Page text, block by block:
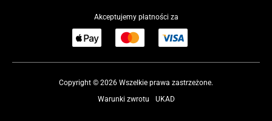
Akceptujemy płatności za
Copyright © 2026 Wszelkie prawa zastrzeżone.
UKAD
Warunki zwrotu